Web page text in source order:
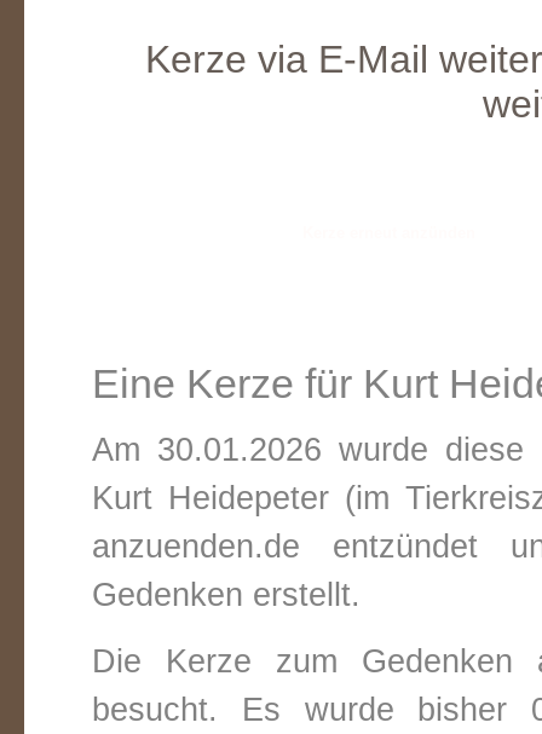
Kerze via E-Mail
Eine Kerze für Kurt
Am 30.01.2026 wurde
Kurt Heidepeter (im
anzuenden.de entzündet
Gedenken erstellt.
Die Kerze zum
besucht. Es wurde bisher